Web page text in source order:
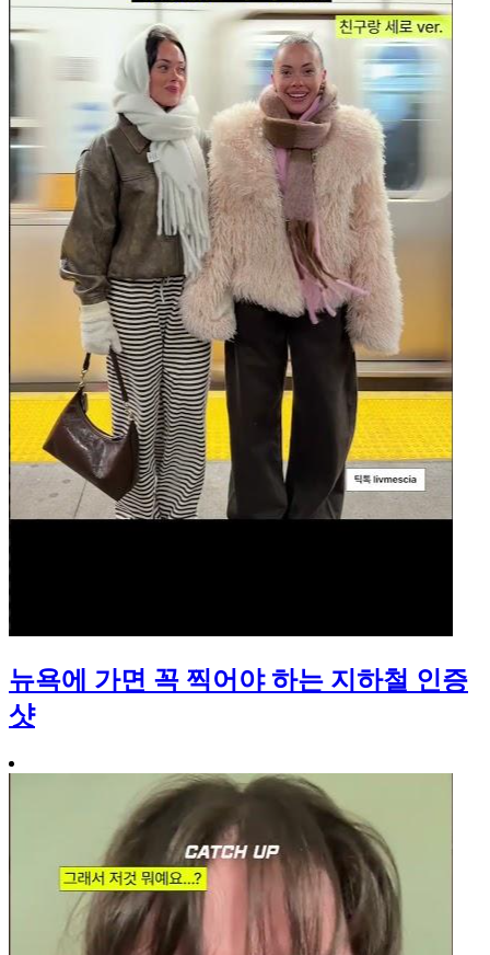
뉴욕에 가면 꼭 찍어야 하는 지하철 인증
샷